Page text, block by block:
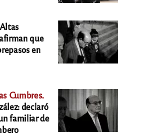
que
en
Cumbres.
declaró
familiar de